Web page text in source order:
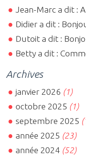
Jean-Marc a dit :
Didier a dit :
Dutoit a dit :
Betty a dit :
Archives
janvier 2026 (1)
octobre 2025 (1)
septembre 2025
année 2025 (23)
année 2024 (52)